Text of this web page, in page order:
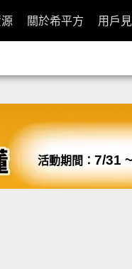
關於希平方 用戶
活動期間： 7/31